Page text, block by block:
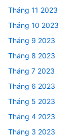
Tháng 11 2023
Tháng 10 2023
Tháng 9 2023
Tháng 8 2023
Tháng 7 2023
Tháng 6 2023
Tháng 5 2023
Tháng 4 2023
Tháng 3 2023